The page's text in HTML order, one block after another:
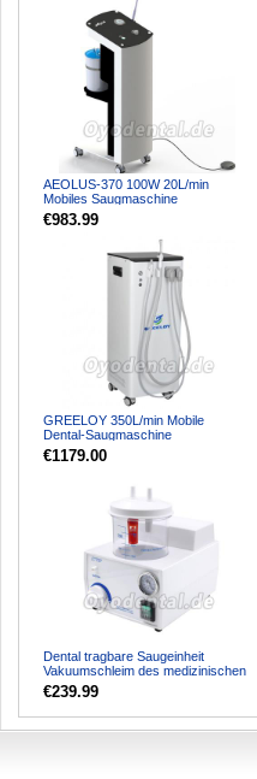
AEOLUS-370 100W 20L/min
Mobiles Saugmaschine
Zahnarztpraxis für Zahnimplantate
€983.99
GREELOY 350L/min Mobile
Dental-Saugmaschine
Vakuumpumpe mit starker
Saugleistung...
€1179.00
Dental tragbare Saugeinheit
Vakuumschleim des medizinischen
Aspirators
€239.99